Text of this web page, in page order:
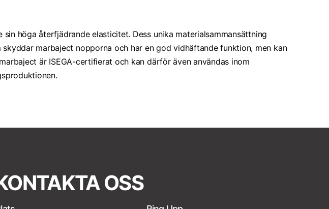
höga återfjädrande elasticitet. Dess unika materialsammansättning
marbaject nopporna och har en god vidhäftande funktion, men kan
är ISEGA-certifierat och kan därför även användas inom
OSS